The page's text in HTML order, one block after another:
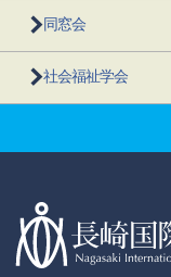
同窓会
社会福祉学会